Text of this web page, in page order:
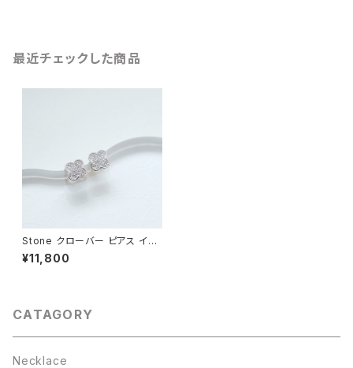
最近チェックした商品
Stone クローバー ピアス イヤ
リング シルバー925
¥11,800
CATAGORY
Necklace